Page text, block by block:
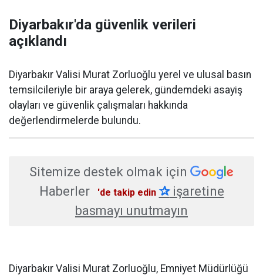
Diyarbakır'da güvenlik verileri
açıklandı
Diyarbakır Valisi Murat Zorluoğlu yerel ve ulusal basın
temsilcileriyle bir araya gelerek, gündemdeki asayiş
olayları ve güvenlik çalışmaları hakkında
değerlendirmelerde bulundu.
Sitemize destek olmak için
Haberler
'de takip edin ✰işaretine
basmayı unutmayın
Diyarbakır Valisi Murat Zorluoğlu, Emniyet Müdürlüğü